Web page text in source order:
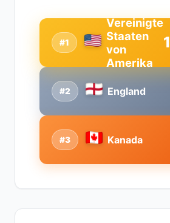
#2 England
#1
Vereinigte
Staaten
von
Amerika
#3 Kanada